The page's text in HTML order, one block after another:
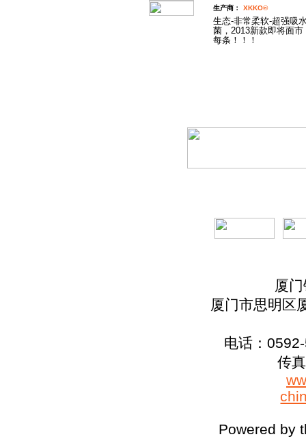
生产商： XKKO®
生态-非常柔软-超强吸
菌，2013新款即将面市
每条！！！
厦
厦门市思明区
电话：
传
Powered by